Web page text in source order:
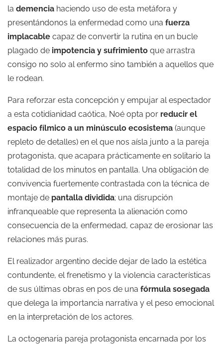
la demencia haciendo uso de esta metáfora y
presentándonos la enfermedad como una fuerza
implacable capaz de convertir la rutina en un bucle
plagado de impotencia y sufrimiento que arrastra
consigo no solo al enfermo sino también a aquellos que
le rodean.
Para reforzar esta concepción y empujar al espectador
a esta cotidianidad caótica, Noé opta por reducir el
espacio fílmico a un minúsculo ecosistema (aunque
repleto de detalles) en el que nos aísla junto a la pareja
protagonista, que acapara prácticamente en solitario la
totalidad de los minutos en pantalla. Una obligación de
convivencia fuertemente contrastada con la técnica de
montaje de pantalla dividida; una disrupción
infranqueable que representa la alienación como
consecuencia de la enfermedad, capaz de erosionar las
relaciones más puras.
El realizador argentino decide dejar de lado la estética
contundente, el frenetismo y la violencia características
de sus últimas obras en pos de una fórmula sosegada
que delega la importancia narrativa y el peso emocional
en la interpretación de los actores.
La octogenaria pareja protagonista encarnada por los